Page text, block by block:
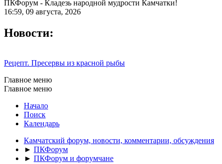
ПКФорум - Кладезь народной мудрости Камчатки!
16:59, 09 августа, 2026
Новости:
Рецепт. Пресервы из красной рыбы
Главное меню
Главное меню
Начало
Поиск
Календарь
Камчатский форум, новости, комментарии, обсуждения
► ПКФорум
► ПКФорум и форумчане